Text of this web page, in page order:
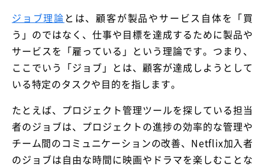
ジョブ理論 とは、顧客が製品やサービス自体を「買
う」のではなく、仕事や目標を達成するために製品や
サービスを「雇っている」という理論です。つまり、
ここでいう「ジョブ」とは、顧客が達成しようとして
いる特定のタスクや目的を指します。
たとえば、プロジェクト管理ツールを探している担当
者のジョブは、プロジェクトの進捗の効率的な管理や
チーム間のコミュニケーションの改善、Netflix加入者
のジョブは自由な時間に映画やドラマを楽しむことな